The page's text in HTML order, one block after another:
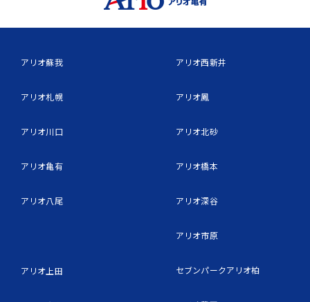
アリオ蘇我
アリオ札幌
アリオ川口
アリオ亀有
アリオ八尾
アリオ上田
アリオ西新井
アリオ鳳
アリオ北砂
アリオ橋本
アリオ深谷
アリオ市原
セブンパークアリオ柏